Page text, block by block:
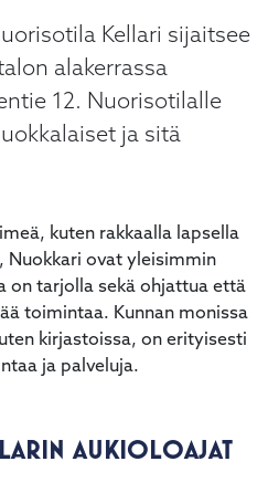
Kellari sijaitsee
alakerrassa
12. Nuorisotilalle
ja sitä
kuten rakkaalla lapsella
Nuokkari ovat yleisimmin
on tarjolla sekä ohjattua että
toimintaa. Kunnan monissa
kirjastoissa, on erityisesti
ja palveluja.
AUKIOLOAJAT